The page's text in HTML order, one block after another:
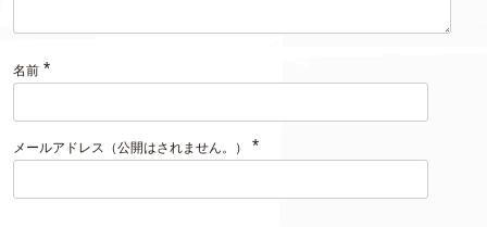
名前 *
メールアドレス（公開はされません。） *